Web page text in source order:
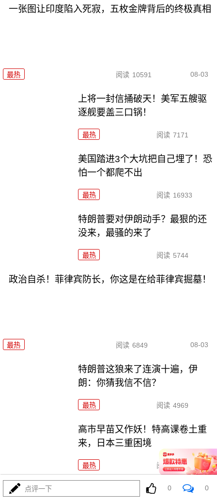
一张图让印度陷入死寂，五枚金牌背后的终极真相
最热 阅读 10591 08-03
上将一封信捅破天！美军五艘驱
逐舰要盖三口锅！
最热 阅读 7171
美国踏进3个大坑把自己埋了！恐
怕一个都爬不出
最热 阅读 16933
特朗普要对伊朗动手？最狠的还
没来，最骚的来了
最热 阅读 5744
政治自杀！菲律宾防长，你这是在给菲律宾掘墓！
最热 阅读 6849 08-03
特朗普这狼来了连演十遍，伊
朗：你猜我信不信？
最热 阅读 4969
高市早苗又作妖！特高课卷土重
来，日本三重困境
最热 阅读 4365
央视：空警600横空出世，美航母最强王牌失效
点评一下 0 0